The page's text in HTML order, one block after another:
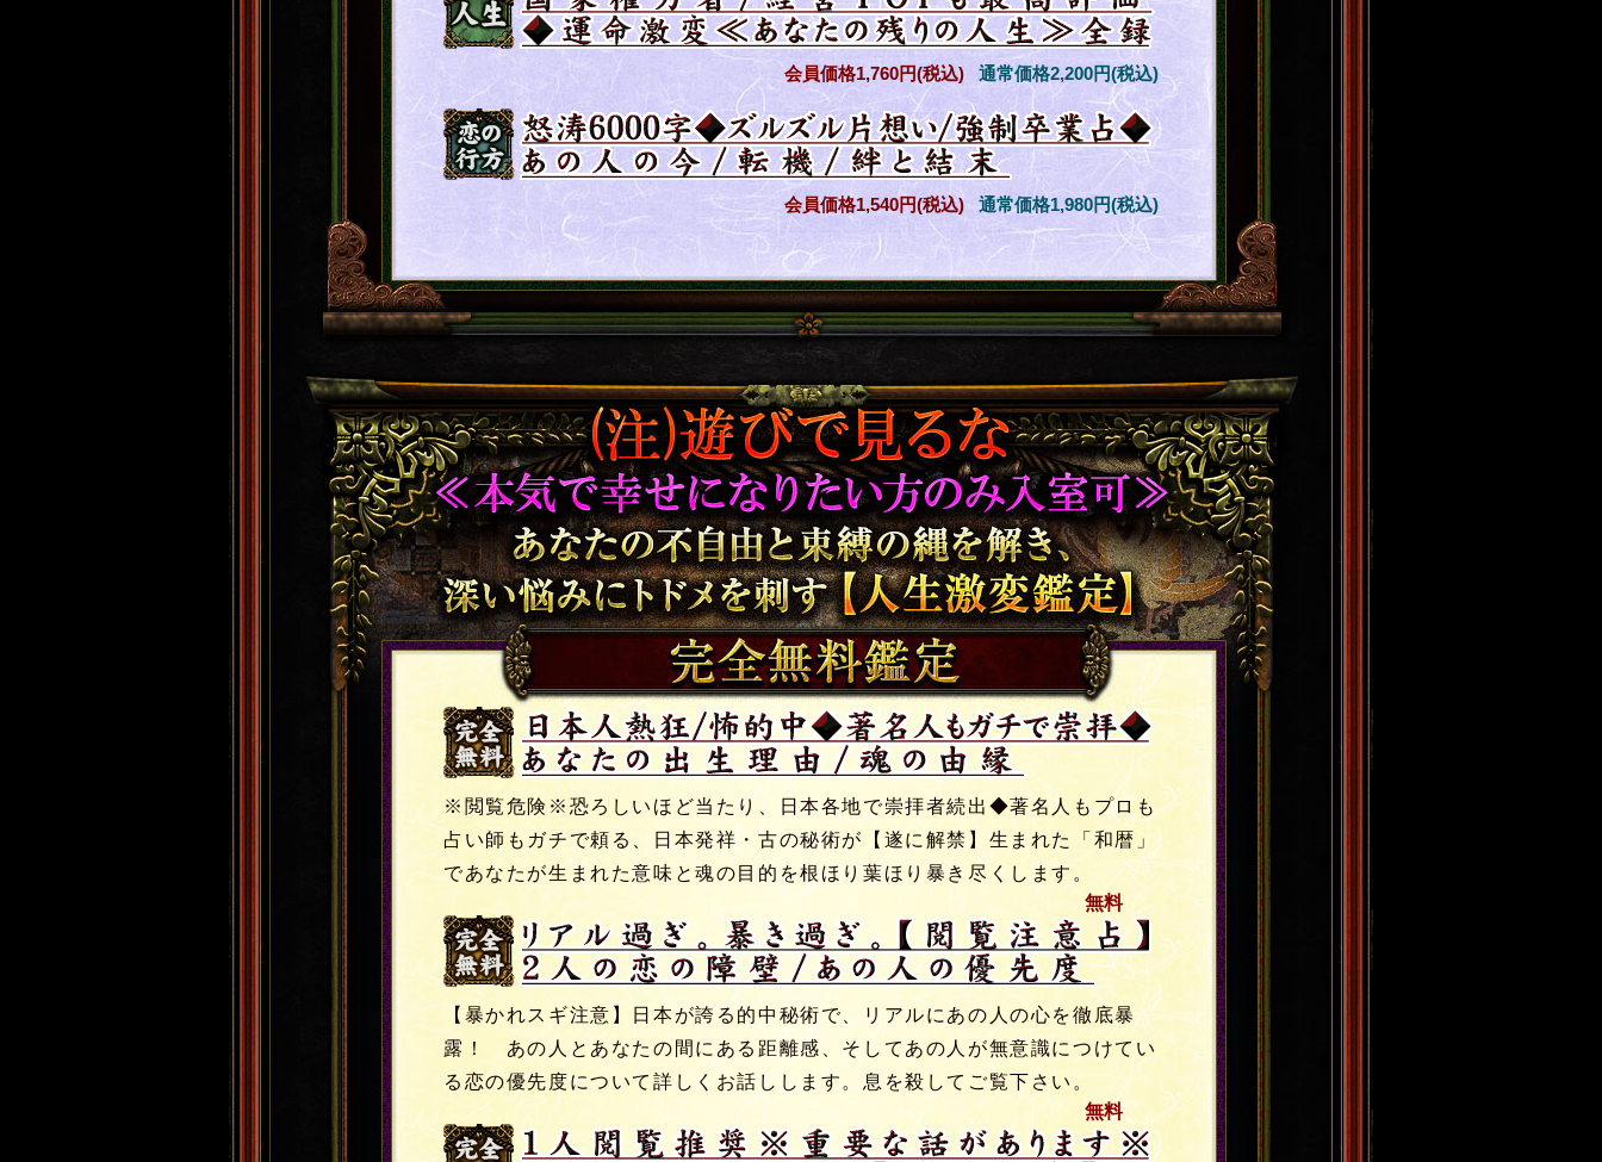
会員価格1,760円(税込) 通常価格2,200円(税込)
恋の行
方
会員価格1,540円(税込) 通常価格1,980円(税込)
(注)遊びで見るな≪本気で幸せになりたい方のみ入室可≫あなたの不自由と
束縛の縄を解き、深い悩みにトドメを刺す【人生激変鑑定】完全無料鑑定
完全無
料
※閲覧危険※恐ろしいほど当たり、日本各地で崇拝者続出◆著名人もプロも
占い師もガチで頼る、日本発祥・古の秘術が【遂に解禁】生まれた「和暦」
であなたが生まれた意味と魂の目的を根ほり葉ほり暴き尽くします。
無料
完全無
料
【暴かれスギ注意】日本が誇る的中秘術で、リアルにあの人の心を徹底暴
露！ あの人とあなたの間にある距離感、そしてあの人が無意識につけてい
る恋の優先度について詳しくお話しします。息を殺してご覧下さい。
無料
完全無